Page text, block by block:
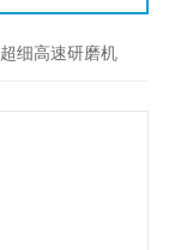
细高速研磨机